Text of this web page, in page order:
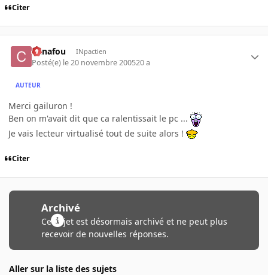
Citer
Canafou INpactien
Posté(e) le 20 novembre 200520 a
AUTEUR
Merci gailuron !
Ben on m'avait dit que ca ralentissait le pc ...
Je vais lecteur virtualisé tout de suite alors !
Citer
Archivé
Ce sujet est désormais archivé et ne peut plus
recevoir de nouvelles réponses.
Aller sur la liste des sujets